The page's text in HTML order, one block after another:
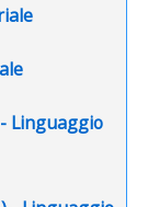
Linguaggio